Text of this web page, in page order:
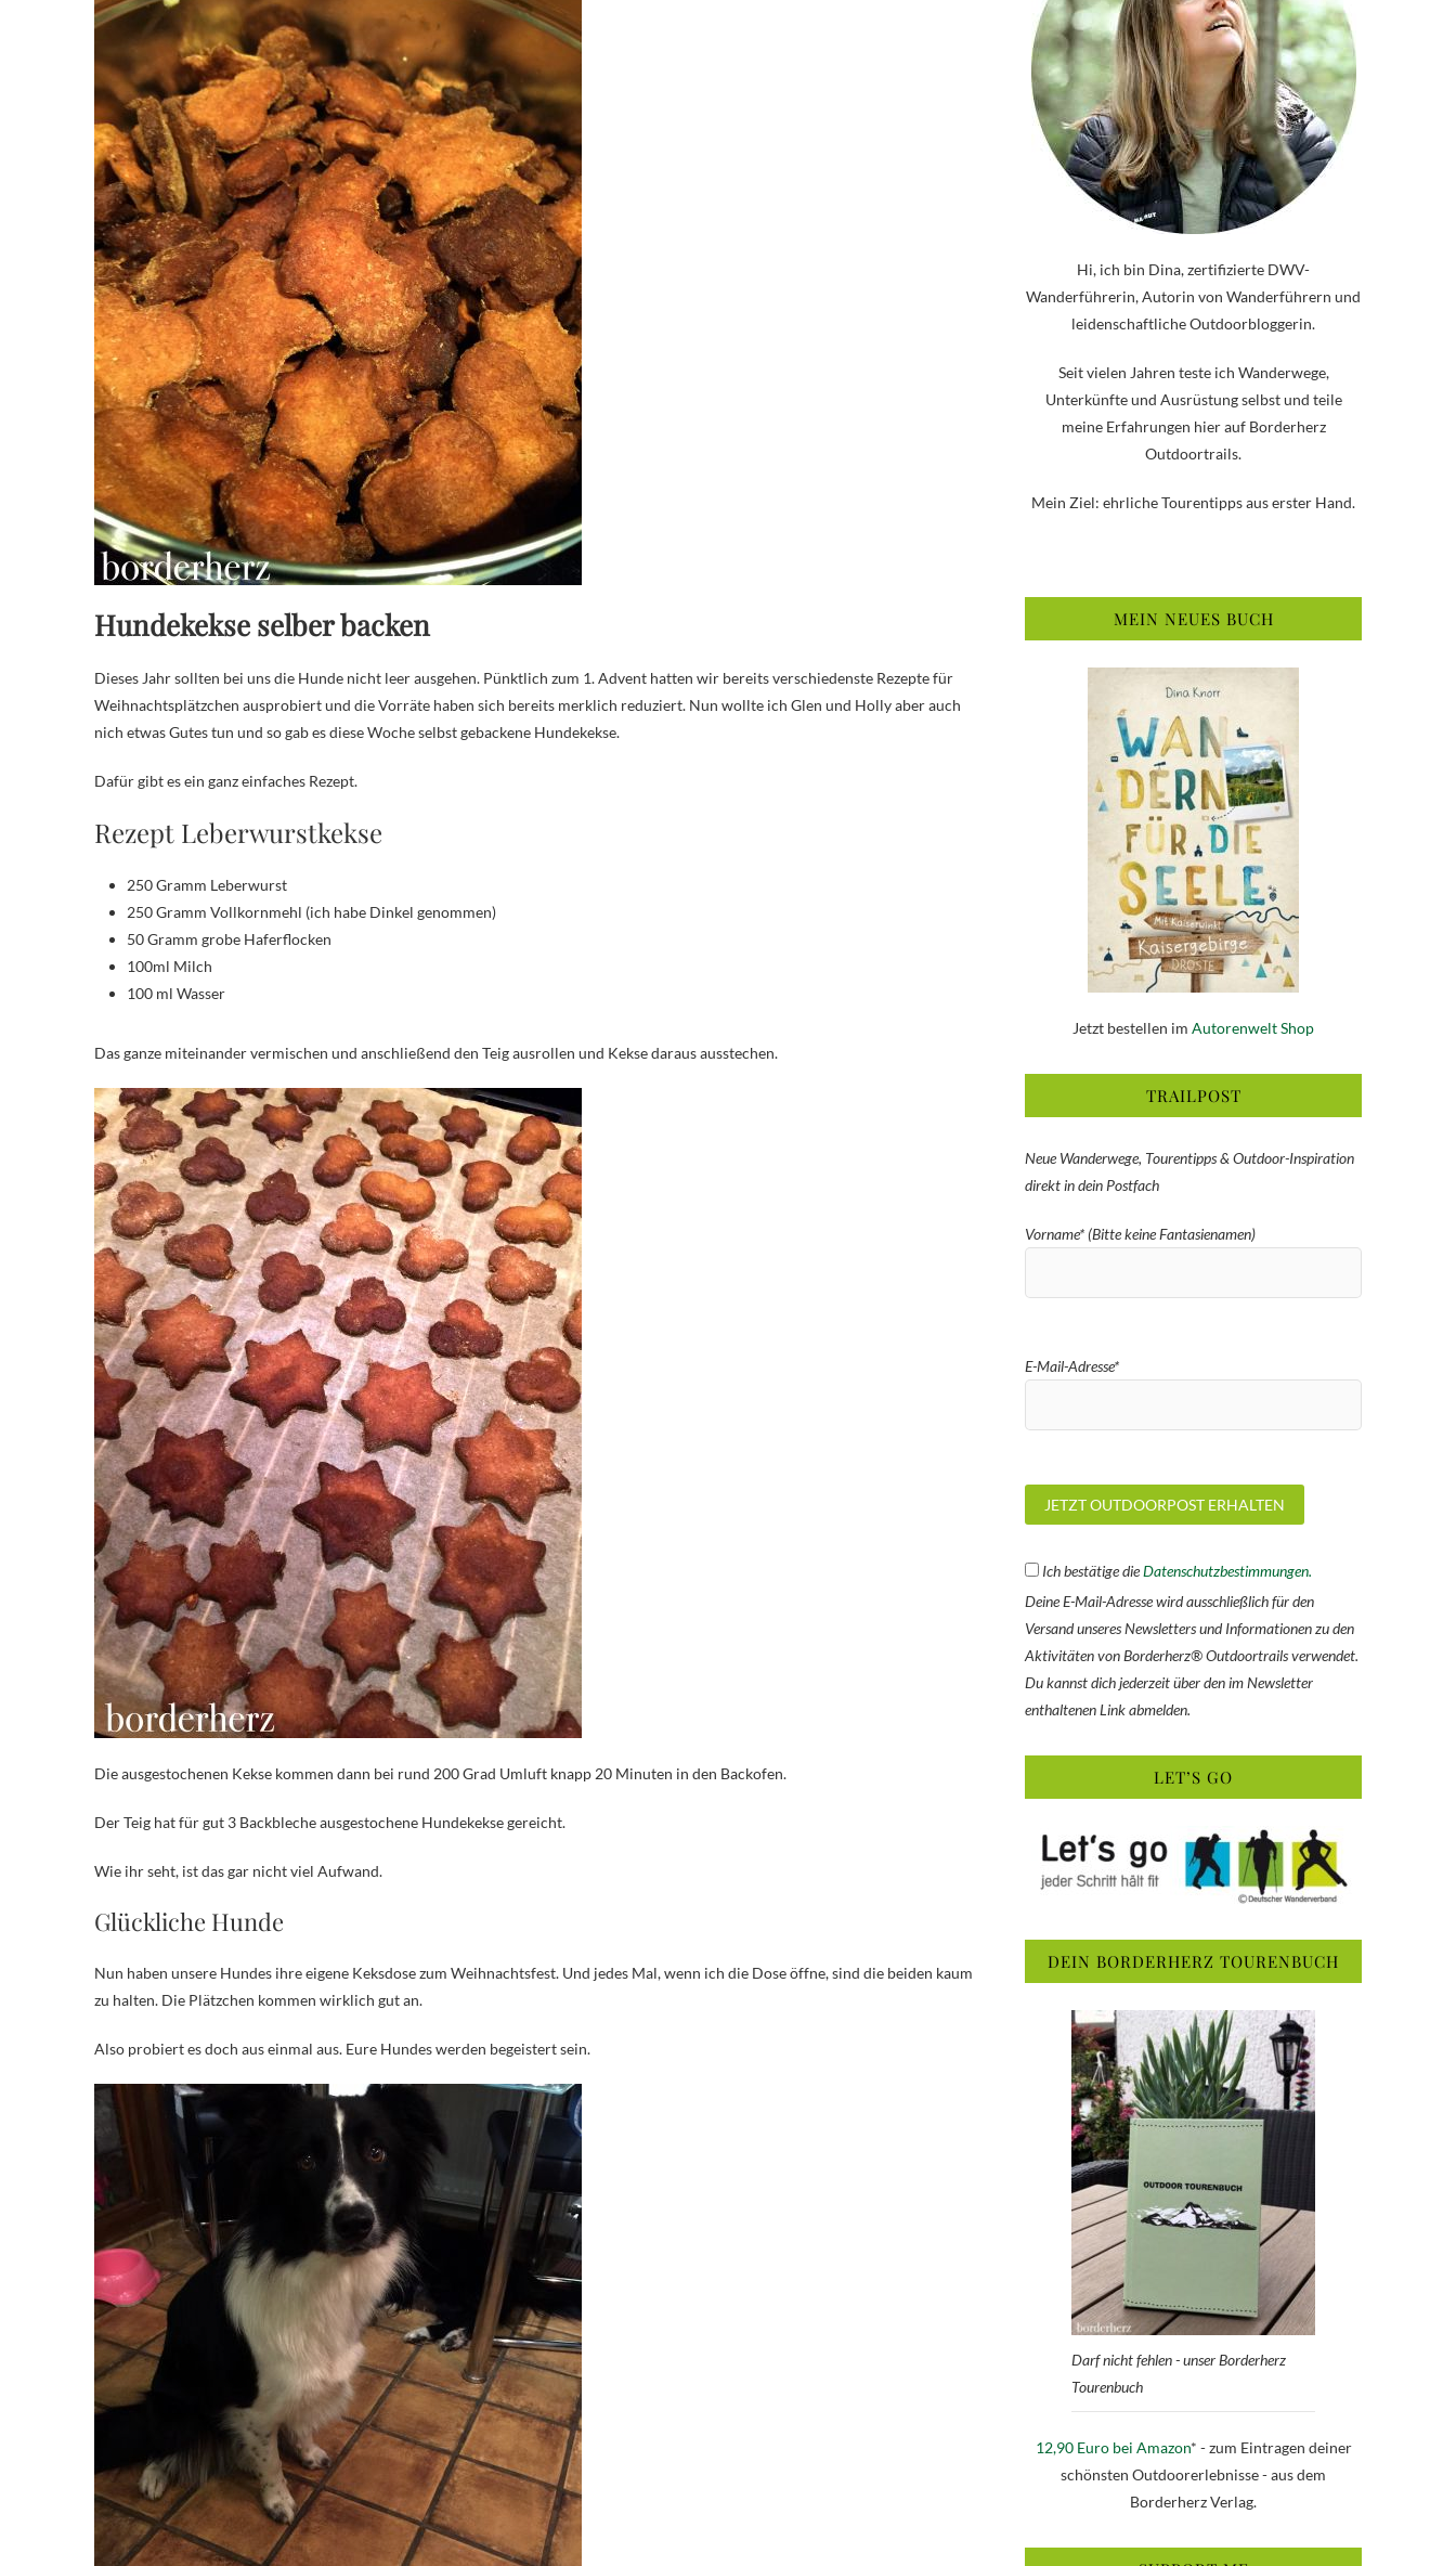
Hundekekse selber backen
Dieses Jahr sollten bei uns die Hunde nicht leer ausgehen. Pünktlich zum 1. Advent hatten wir bereits verschiedenste Rezepte für
Weihnachtsplätzchen ausprobiert und die Vorräte haben sich bereits merklich reduziert. Nun wollte ich Glen und Holly aber auch
nich etwas Gutes tun und so gab es diese Woche selbst gebackene Hundekekse.
Dafür gibt es ein ganz einfaches Rezept.
Rezept Leberwurstkekse
250 Gramm Leberwurst
250 Gramm Vollkornmehl (ich habe Dinkel genommen)
50 Gramm grobe Haferflocken
100ml Milch
100 ml Wasser
Das ganze miteinander vermischen und anschließend den Teig ausrollen und Kekse daraus ausstechen.
Die ausgestochenen Kekse kommen dann bei rund 200 Grad Umluft knapp 20 Minuten in den Backofen.
Der Teig hat für gut 3 Backbleche ausgestochene Hundekekse gereicht.
Wie ihr seht, ist das gar nicht viel Aufwand.
Glückliche Hunde
Nun haben unsere Hundes ihre eigene Keksdose zum Weihnachtsfest. Und jedes Mal, wenn ich die Dose öffne, sind die beiden kaum
zu halten. Die Plätzchen kommen wirklich gut an.
Also probiert es doch aus einmal aus. Eure Hundes werden begeistert sein.
Hi, ich bin Dina, zertifizierte DWV-
Wanderführerin, Autorin von Wanderführern und
leidenschaftliche Outdoorbloggerin.
Seit vielen Jahren teste ich Wanderwege,
Unterkünfte und Ausrüstung selbst und teile
meine Erfahrungen hier auf Borderherz
Outdoortrails.
Mein Ziel: ehrliche Tourentipps aus erster Hand.
MEIN NEUES BUCH
Jetzt bestellen im Autorenwelt Shop
TRAILPOST
Neue Wanderwege, Tourentipps & Outdoor-Inspiration
direkt in dein Postfach
Vorname* (Bitte keine Fantasienamen)
E-Mail-Adresse*
Ich bestätige dieDatenschutzbestimmungen.
Deine E-Mail-Adresse wird ausschließlich für den
Versand unseres Newsletters und Informationen zu den
Aktivitäten von Borderherz® Outdoortrails verwendet.
Du kannst dich jederzeit über den im Newsletter
enthaltenen Link abmelden.
LET’S GO
DEIN BORDERHERZ TOURENBUCH
Darf nicht fehlen - unser Borderherz
Tourenbuch
12,90 Euro bei Amazon* - zum Eintragen deiner
schönsten Outdoorerlebnisse - aus dem
Borderherz Verlag.